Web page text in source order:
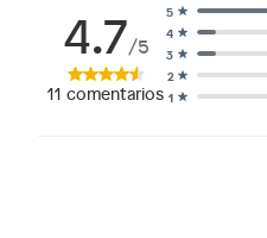
4.7/5
11 comentarios 1
2
3
4
5